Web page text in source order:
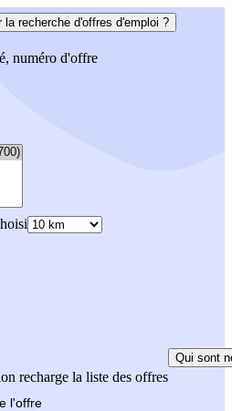
la recherche d'offres d'emploi ?
numéro d'offre
recharge la liste des offres
Qui sont
l'offre